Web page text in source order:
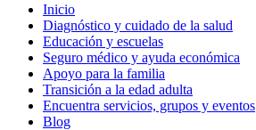
Inicio
Diagnóstico y cuidado de la salud
Educación y escuelas
Seguro médico y ayuda económica
Apoyo para la familia
Transición a la edad adulta
Encuentra servicios, grupos y eventos
Blog